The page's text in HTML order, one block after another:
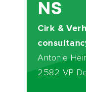
dakterras aan de
kookplaat,
mengkraan.
aangrenzend de
toilet en
NS
Cirk &
Antonie
2582 VP